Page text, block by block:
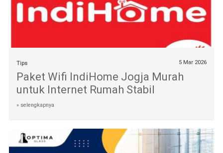
Tips 5 Mar 2026
Paket Wifi IndiHome Jogja Murah
untuk Internet Rumah Stabil
» selengkapnya